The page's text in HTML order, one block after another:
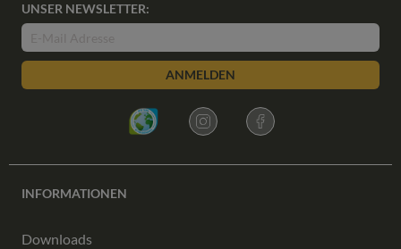
UNSER NEWSLETTER:
ANMELDEN
INFORMATIONEN
Downloads